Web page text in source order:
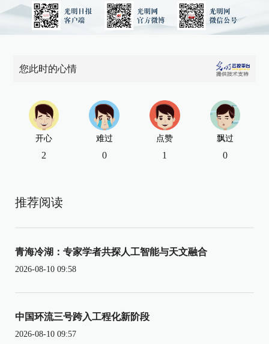
您此时的心情
开心
2
难过
0
点赞
1
飘过
0
推荐阅读
青海冷湖：专家学者共探人工智能与天文融合
2026-08-10 09:58
中国环流三号跨入工程化新阶段
2026-08-10 09:57